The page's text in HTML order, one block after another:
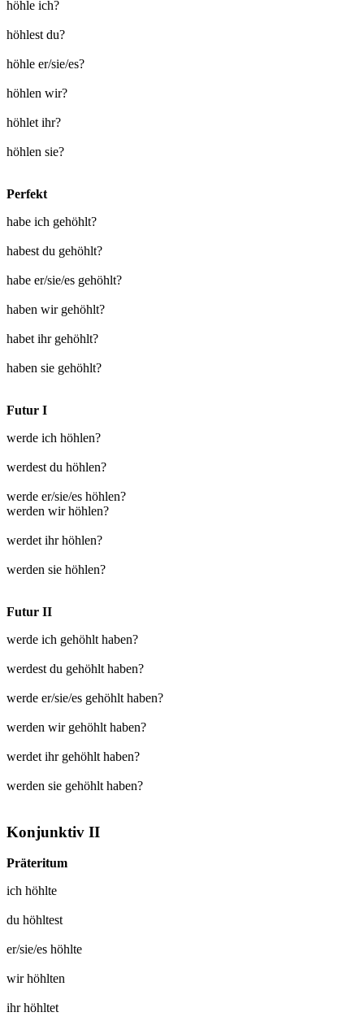
höhle ich?
höhlest du?
höhle er/sie/es?
höhlen wir?
höhlet ihr?
höhlen sie?
Perfekt
habe ich gehöhlt?
habest du gehöhlt?
habe er/sie/es gehöhlt?
haben wir gehöhlt?
habet ihr gehöhlt?
haben sie gehöhlt?
Futur I
werde ich höhlen?
werdest du höhlen?
werde er/sie/es höhlen?
werden wir höhlen?
werdet ihr höhlen?
werden sie höhlen?
Futur II
werde ich gehöhlt haben?
werdest du gehöhlt haben?
werde er/sie/es gehöhlt haben?
werden wir gehöhlt haben?
werdet ihr gehöhlt haben?
werden sie gehöhlt haben?
Konjunktiv II
Präteritum
ich höhlte
du höhltest
er/sie/es höhlte
wirhöhlten
ihrhöhltet